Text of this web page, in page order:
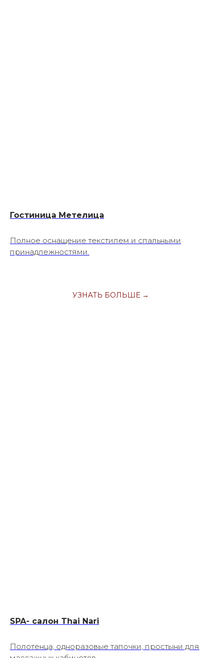
Гостиница Метелица
Полное оснащение текстилем и спальными
принадлежностями.
УЗНАТЬ БОЛЬШЕ →
SPA- салон Thai Nari
Полотенца, одноразовые тапочки, простыни для